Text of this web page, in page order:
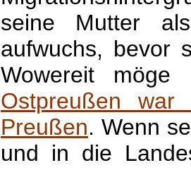
seine Mutter
aufwuchs, bevor
Wowereit möge
Ostpreußen
Preußen. Wenn
und in die